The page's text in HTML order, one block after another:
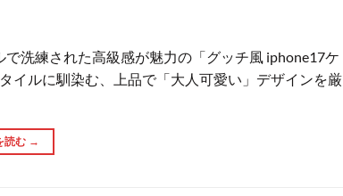
洗練された高級感が魅力の「グッチ風 iphone17ケ
イルに馴染む、上品で「大人可愛い」デザインを厳
読む →